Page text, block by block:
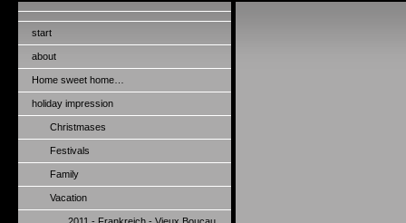
start
about
Home sweet home…
holiday impression
Christmases
Festivals
Family
Vacation